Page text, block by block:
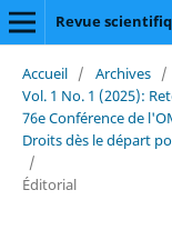
Accueil / Archives /
Vol. 1 No. 1 (2025):
76e Conférence de
Droits dès le départ
/
Éditorial